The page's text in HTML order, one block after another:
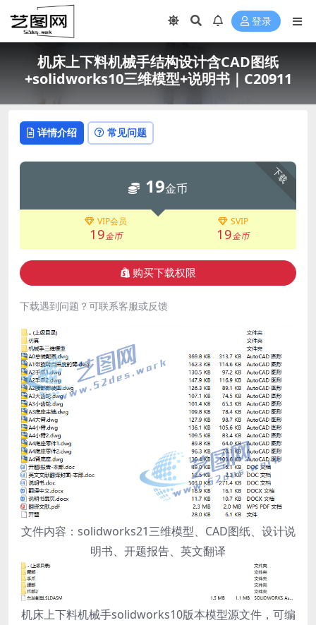
登录
机床上下料机械手结构设计含CAD图纸
+solidworks10三维模型+说明书｜C20911
详情介绍 常见问题
下载
19金币
VIP会员
19金币
SVIP
19金币
购买下载权限
下载遇到问题？可联系客服或反馈
文件内容：solidworks21三维模型、CAD图纸、设计说
明书、开题报告、英文翻译
机床上下料机械手solidworks10版本模型源文件，可编